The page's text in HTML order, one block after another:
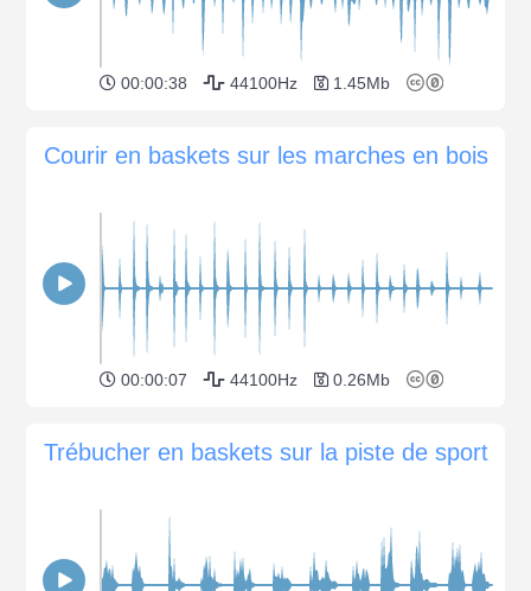
00:00:38 44100Hz 1.45Mb
Courir en baskets sur les marches en bois
00:00:07 44100Hz 0.26Mb
Trébucher en baskets sur la piste de sport